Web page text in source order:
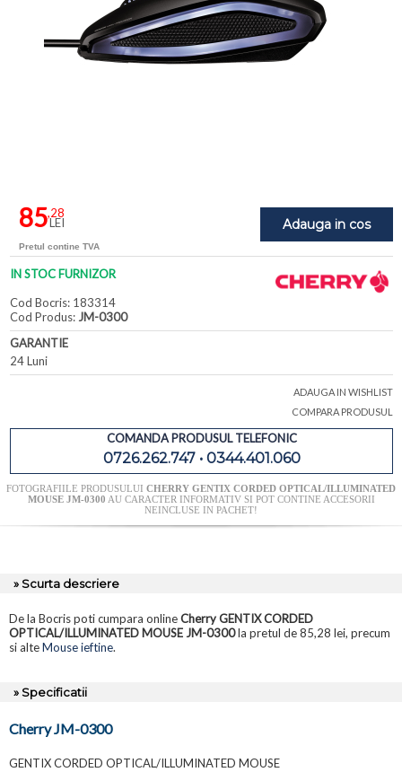
Adauga in cos
85,28
LEI
Pretul contine TVA
IN STOC FURNIZOR
Cod Bocris: 183314
Cod Produs: JM-0300
GARANTIE
24 Luni
ADAUGA IN WISHLIST
COMPARA PRODUSUL
COMANDA PRODUSUL TELEFONIC
0726.262.747 • 0344.401.060
FOTOGRAFIILE PRODUSULUI CHERRY GENTIX CORDED OPTICAL/ILLUMINATED
MOUSE JM-0300 AU CARACTER INFORMATIV SI POT CONTINE ACCESORII
NEINCLUSE IN PACHET!
» Scurta descriere
De la Bocris poti cumpara onlineCherry GENTIX CORDED
OPTICAL/ILLUMINATED MOUSE JM-0300la pretul de 85,28 lei, precum
si alteMouse ieftine.
» Specificatii
Cherry JM-0300
GENTIX CORDED OPTICAL/ILLUMINATED MOUSE